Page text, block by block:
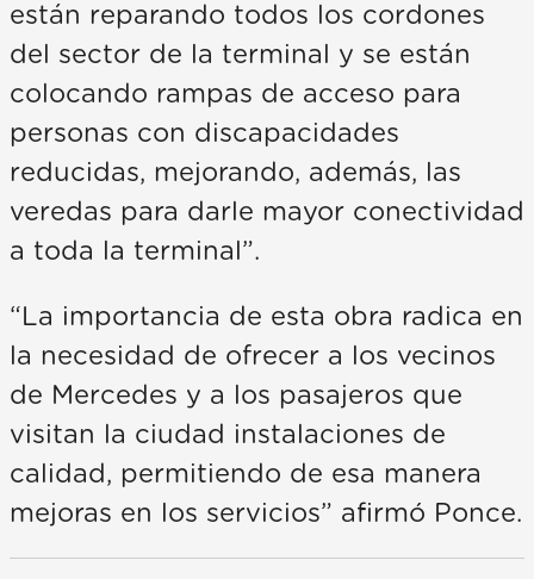
están reparando todos los cordones
del sector de la terminal y se están
colocando rampas de acceso para
personas con discapacidades
reducidas, mejorando, además, las
veredas para darle mayor conectividad
a toda la terminal”.
“La importancia de esta obra radica en
la necesidad de ofrecer a los vecinos
de Mercedes y a los pasajeros que
visitan la ciudad instalaciones de
calidad, permitiendo de esa manera
mejoras en los servicios” afirmó Ponce.